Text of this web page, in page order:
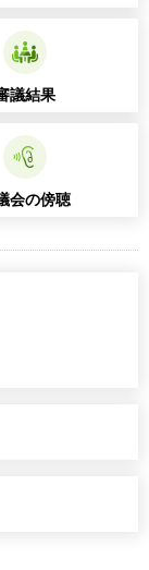
議結果
会の傍聴